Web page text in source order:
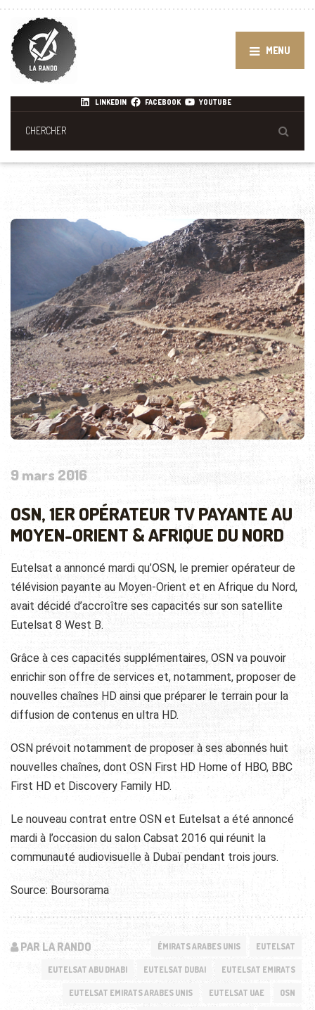
MENU
LINKEDIN FACEBOOK YOUTUBE
9 mars 2016
OSN, 1ER OPÉRATEUR TV PAYANTE AU
MOYEN-ORIENT & AFRIQUE DU NORD
Eutelsat a annoncé mardi qu’OSN, le premier opérateur de
télévision payante au Moyen-Orient et en Afrique du Nord,
avait décidé d’accroître ses capacités sur son satellite
Eutelsat 8 West B.
Grâce à ces capacités supplémentaires, OSN va pouvoir
enrichir son offre de services et, notamment, proposer de
nouvelles chaînes HD ainsi que préparer le terrain pour la
diffusion de contenus en ultra HD.
OSN prévoit notamment de proposer à ses abonnés huit
nouvelles chaînes, dont OSN First HD Home of HBO, BBC
First HD et Discovery Family HD.
Le nouveau contrat entre OSN et Eutelsat a été annoncé
mardi à l’occasion du salon Cabsat 2016 qui réunit la
communauté audiovisuelle à Dubaï pendant trois jours.
Source: Boursorama
PAR LA RANDO ÉMIRATS ARABES UNIS EUTELSAT
EUTELSAT ABU DHABI EUTELSAT DUBAI EUTELSAT EMIRATS
EUTELSAT EMIRATS ARABES UNIS EUTELSAT UAE OSN